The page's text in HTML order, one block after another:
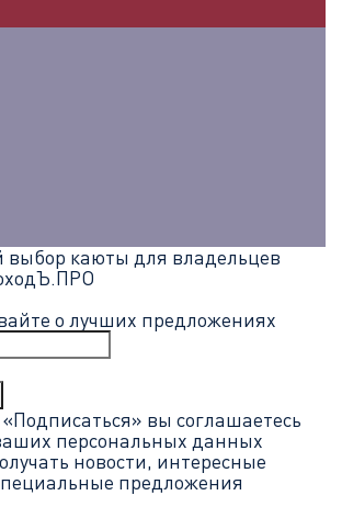
выбор каюты для владельцев
о лучших предложениях
вы соглашаетесь
персональных данных
новости, интересные
предложения